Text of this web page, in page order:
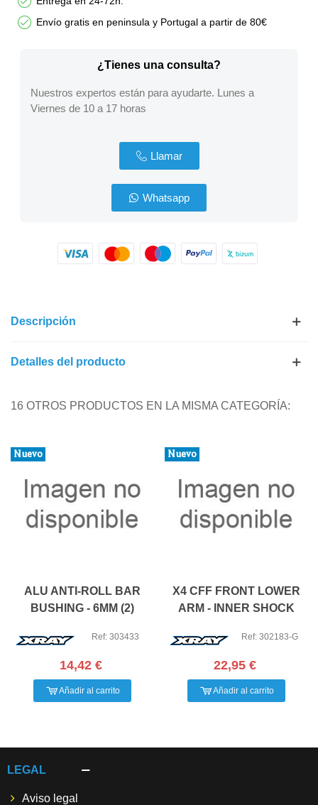
Envío gratis en peninsula y Portugal a partir de 80€
¿Tienes una consulta?
Nuestros expertos están para ayudarte. Lunes a
Viernes de 10 a 17 horas
Llamar
Whatsapp
Descripción
Detalles del producto
16 OTROS PRODUCTOS EN LA MISMA CATEGORÍA:
Nuevo
ALU ANTI-ROLL BAR
BUSHING - 6MM (2)
Ref: 303433
14,42 €
Añadir al carrito
Nuevo
X4 CFF FRONT LOWER
ARM - INNER SHOCK
Ref: 302183-G
22,95 €
Añadir al carrito
LEGAL
Aviso legal